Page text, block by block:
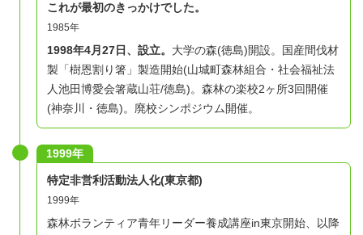
これが最初のきっかけでした。
1985年
1998年4月27日、設立。 大学の森(徳島)開設。国産間伐材
製「樹恩割り箸」製造開始(山城町森林組合・社会福祉法
人池田博愛会箸蔵山荘/徳島)。森林の楽校2ヶ所3回開催
(神奈川・徳島)。廃校シンポジウム開催。
1999年
​特定非営利活動法人化(東京都)
1999年
森林ボランティア青年リーダー養成講座in東京開始、以降